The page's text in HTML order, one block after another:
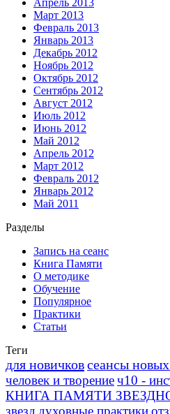
Апрель 2013
Март 2013
Февраль 2013
Январь 2013
Декабрь 2012
Ноябрь 2012
Октябрь 2012
Сентябрь 2012
Август 2012
Июль 2012
Июнь 2012
Май 2012
Апрель 2012
Март 2012
Февраль 2012
Январь 2012
Май 2011
Разделы
Запись на сеанс
Книга Памяти
О методике
Обучение
Популярное
Практики
Статьи
Теги
для новичковсеансы
человек и творениеч10 -
КНИГА ПАМЯТИ
звезд духовные практики